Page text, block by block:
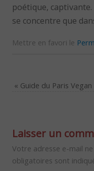
poétique,
se concentre que
Mettre en favori le
« Guide du Paris Vegan
Laisser un
Votre adresse e-mail
obligatoires sont